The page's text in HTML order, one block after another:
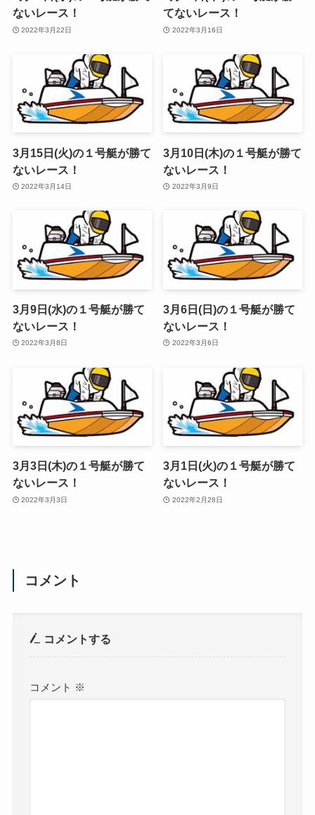
ないレース！
2022年3月22日
てないレース！
2022年3月16日
3月15日(火)の１号艇が勝て
ないレース！
2022年3月14日
3月10日(木)の１号艇が勝て
ないレース！
2022年3月9日
3月9日(水)の１号艇が勝て
ないレース！
2022年3月8日
3月6日(日)の１号艇が勝て
ないレース！
2022年3月6日
3月3日(木)の１号艇が勝て
ないレース！
2022年3月3日
3月1日(火)の１号艇が勝て
ないレース！
2022年2月28日
コメント
コメントする
コメント ※